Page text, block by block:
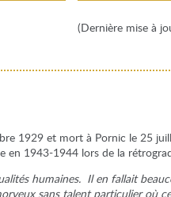
(Dernière mise à
1929 et mort à Pornic le 25
en 1943-1944 lors de la
humaines. Il en fallait
sans talent particulier où